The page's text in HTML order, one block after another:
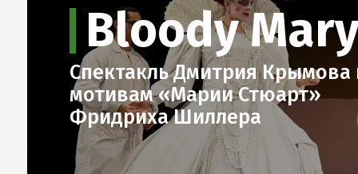
Bloody
Спектакль Дмитрия Крымова
мотивам «Марии Стюарт»
Фридриха Шиллера